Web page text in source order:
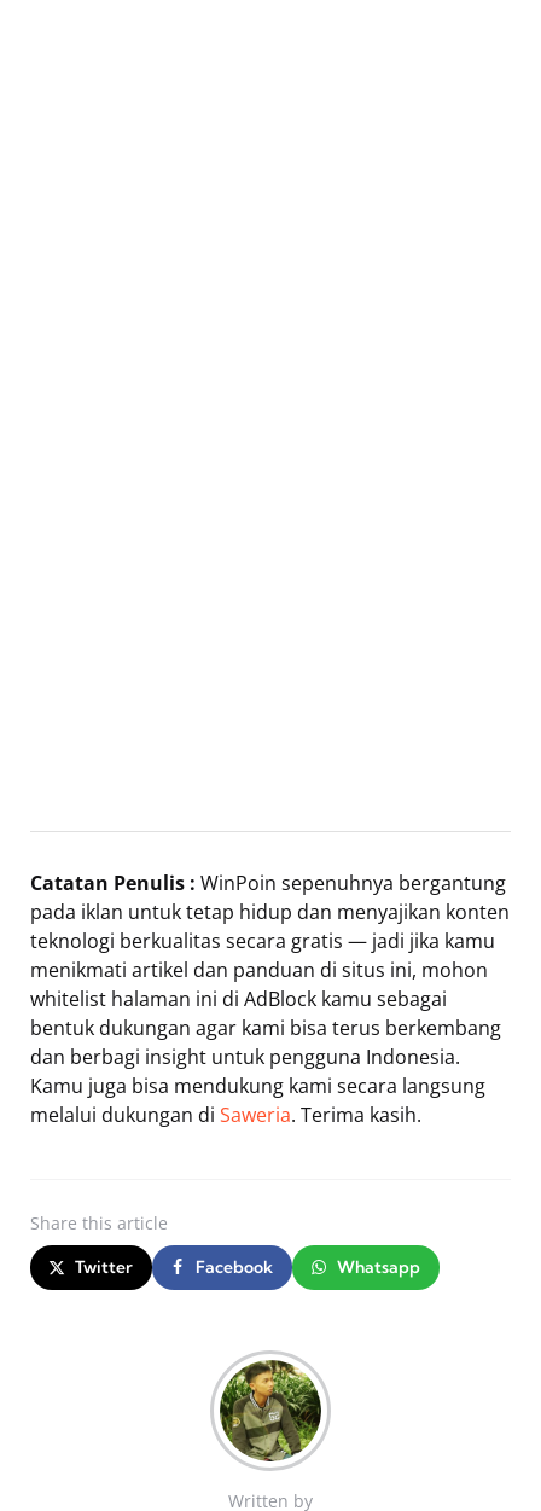
Catatan Penulis : WinPoin sepenuhnya bergantung
pada iklan untuk tetap hidup dan menyajikan konten
teknologi berkualitas secara gratis — jadi jika kamu
menikmati artikel dan panduan di situs ini, mohon
whitelist halaman ini di AdBlock kamu sebagai
bentuk dukungan agar kami bisa terus berkembang
dan berbagi insight untuk pengguna Indonesia.
Kamu juga bisa mendukung kami secara langsung
melalui dukungan di Saweria. Terima kasih.
Share this article
Twitter Facebook Whatsapp
Written by